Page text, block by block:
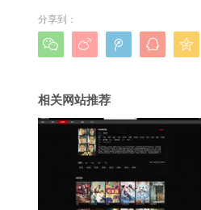
分享到：
    
相关网站推荐